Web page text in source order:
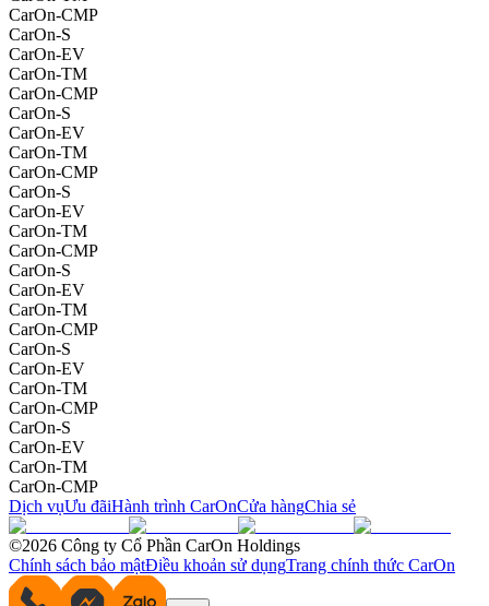
CarOn-CMP
CarOn-S
CarOn-EV
CarOn-TM
CarOn-CMP
CarOn-S
CarOn-EV
CarOn-TM
CarOn-CMP
CarOn-S
CarOn-EV
CarOn-TM
CarOn-CMP
CarOn-S
CarOn-EV
CarOn-TM
CarOn-CMP
CarOn-S
CarOn-EV
CarOn-TM
CarOn-CMP
CarOn-S
CarOn-EV
CarOn-TM
CarOn-CMP
Dịch vụƯu đãiHành trình CarOnCửa hàngChia sẻ
©2026 Công ty Cổ Phần CarOn Holdings
Chính sách bảo mậtĐiều khoản sử dụngTrang chính thức CarOn